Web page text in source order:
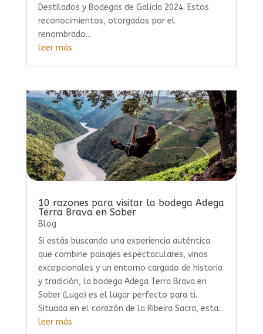
Destilados y Bodegas de Galicia 2024. Estos
reconocimientos, otorgados por el
renombrado...
leer más
10 razones para visitar la bodega Adega
Terra Brava en Sober
Blog
Si estás buscando una experiencia auténtica
que combine paisajes espectaculares, vinos
excepcionales y un entorno cargado de historia
y tradición, la bodega Adega Terra Brava en
Sober (Lugo) es el lugar perfecto para ti.
Situada en el corazón de la Ribeira Sacra, esta...
leer más